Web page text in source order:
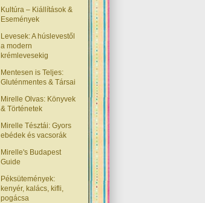
Kultúra – Kiállítások &
Események
Levesek: A húslevestől
a modern
krémlevesekig
Mentesen is Teljes:
Gluténmentes & Társai
Mirelle Olvas: Könyvek
& Történetek
Mirelle Tésztái: Gyors
ebédek és vacsorák
Mirelle's Budapest
Guide
Péksütemények:
kenyér, kalács, kifli,
pogácsa